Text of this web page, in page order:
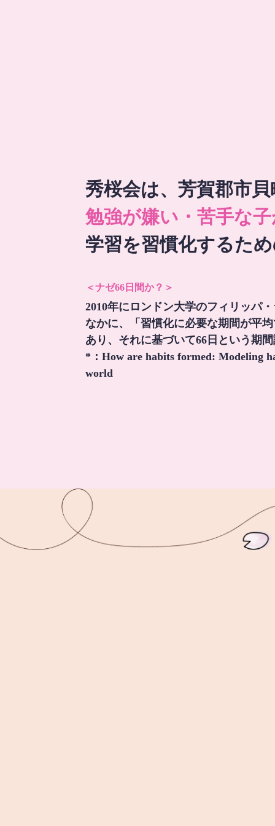
秀桜会は、芳賀郡市貝
勉強が嫌い・苦手な
学習を習慣化するた
＜ナゼ66日間か？＞
2010年にロンドン大学のフィリッパ
なかに、「習慣化に必要な期間が平
あり、それに基づいて66日という期
*：How are habits formed: Modeling
world